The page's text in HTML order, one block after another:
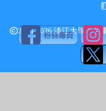
2024-2026 淡江大學學生